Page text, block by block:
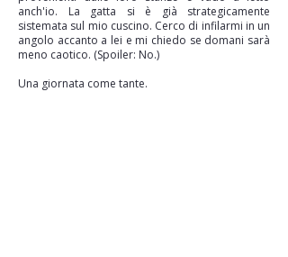
anch'io. La gatta si è già strategicamente
sistemata sul mio cuscino. Cerco di infilarmi in un
angolo accanto a lei e mi chiedo se domani sarà
meno caotico. (Spoiler: No.)
Una giornata come tante.